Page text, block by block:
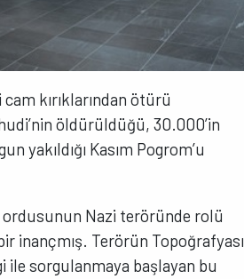
kırıklarından ötürü
öldürüldüğü, 30.000’in
yakıldığı Kasım Pogrom’u
ordusunun Nazi teröründe rolü
inançmış. Terörün Topoğrafyası
ile sorgulanmaya başlayan bu